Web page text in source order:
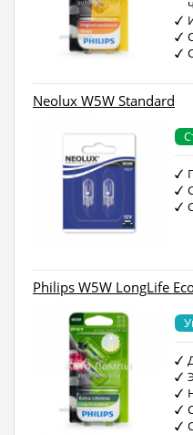
Neolux W5W Standard
Philips W5W LongLife